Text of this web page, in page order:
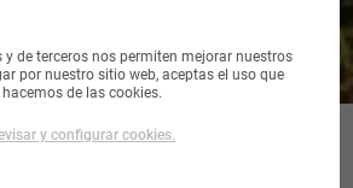
y de terceros nos permiten mejorar nuestros
por nuestro sitio web, aceptas el uso que
hacemos de las cookies.
y configurar cookies.